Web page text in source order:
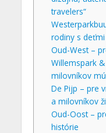
travelers“
rodiny s deťmi
Oud-West –
Willemspark
milovníkov
De Pijp – pre
a milovníkov
Oud-Oost –
histórie